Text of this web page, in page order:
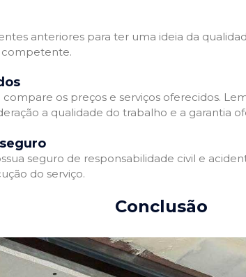
anteriores para ter uma ideia da
competente.
os preços e serviços oferecidos.
a qualidade do trabalho e a garantia
seguro de responsabilidade civil e
do serviço.
Conclusão